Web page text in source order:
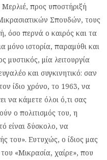
προς υποστήριξή
Σπουδών, τους
όσο περνά ο καιρός και τα
μόνο ιστορία, παραμύθι και
μυστικός, μία λειτουργία
και συγκινητικό: σαν
ίδιο χρόνο, το 1963, να
να κάμετε όλοι ό,τι σας
ο πολιτισμός του, η
είναι δύσκολο, να
του». Ευτυχώς, ο ίδιος μας
«Μικρασία, χαίρε», που